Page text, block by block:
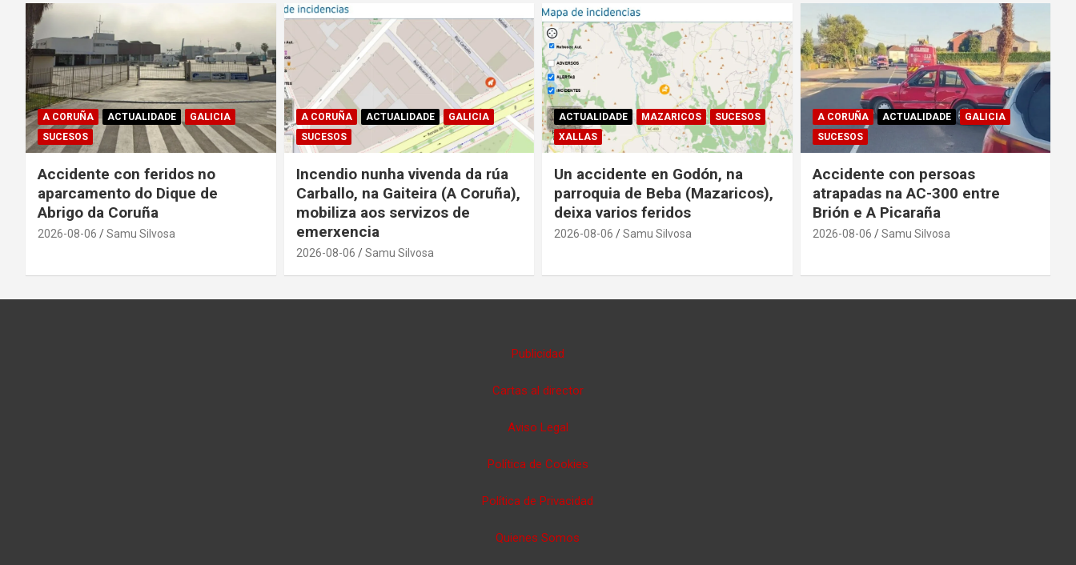
A CORUÑA ACTUALIDADE
GALICIA
SUCESOS
Accidente con feridos no
aparcamento do Dique de
Abrigo da Coruña
2026-08-06 Samu Silvosa
A CORUÑA ACTUALIDADE
GALICIA
SUCESOS
Incendio nunha vivenda da rúa
Carballo, na Gaiteira (A Coruña),
mobiliza aos servizos de
emerxencia
2026-08-06 Samu Silvosa
ACTUALIDADE MAZARICOS
SUCESOS
XALLAS
Un accidente en Godón, na
parroquia de Beba (Mazaricos),
deixa varios feridos
2026-08-06 Samu Silvosa
A CORUÑA ACTUALIDADE
GALICIA
SUCESOS
Accidente con persoas
atrapadas na AC-300 entre
Brión e A Picaraña
2026-08-06 Samu Silvosa
Publicidad
Cartas al director
Aviso Legal
Política de Cookies
Política de Privacidad
Quienes Somos